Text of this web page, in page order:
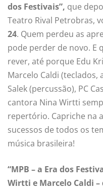
dos Festivais”, que
Teatro Rival Petrobras,
24. Quem perdeu as
pode perder de novo. E
rever, até porque Edu
Marcelo Caldi (teclados,
Salek (percussão), PC
cantora Nina Wirtti
repertório. Capriche na
sucessos de todos os
música brasileira!
“MPB – a Era dos
Wirtti e Marcelo Caldi –